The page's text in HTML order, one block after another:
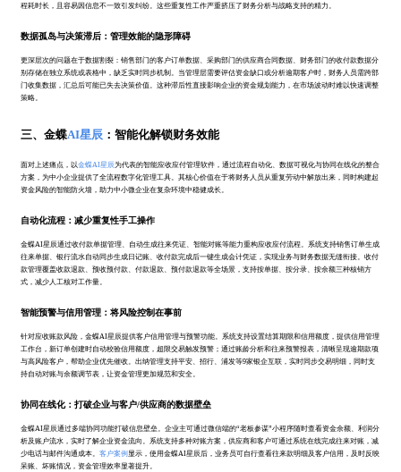
程耗时长，且容易因信息不一致引发纠纷。这些重复性工作严重挤压了财务分析与战略支持的精力。
数据孤岛与决策滞后：管理效能的隐形障碍
更深层次的问题在于数据割裂：销售部门的客户订单数据、采购部门的供应商合同数据、财务部门的收付款数据分
别存储在独立系统或表格中，缺乏实时同步机制。当管理层需要评估资金缺口或分析逾期客户时，财务人员需跨部
门收集数据，汇总后可能已失去决策价值。这种滞后性直接影响企业的资金规划能力，在市场波动时难以快速调整
策略。
三、金蝶AI星辰 ：智能化解锁财务效能
面对上述痛点，以金蝶AI星辰为代表的智能应收应付管理软件，通过流程自动化、数据可视化与协同在线化的整合
方案，为中小企业提供了全流程数字化管理工具。其核心价值在于将财务人员从重复劳动中解放出来，同时构建起
资金风险的智能防火墙，助力中小微企业在复杂环境中稳健成长。
自动化流程：减少重复性手工操作
金蝶AI星辰通过收付款单据管理、自动生成往来凭证、智能对账等能力重构应收应付流程。系统支持销售订单生成
往来单据、银行流水自动同步生成日记账、收付款完成后一键生成会计凭证，实现业务与财务数据无缝衔接。收付
款管理覆盖收款退款、预收预付款、付款退款、预付款退款等全场景，支持按单据、按分录、按余额三种核销方
式，减少人工核对工作量。
智能预警与信用管理：将风险控制在事前
针对应收账款风险，金蝶AI星辰提供客户信用管理与预警功能。系统支持设置结算期限和信用额度，提供信用管理
工作台，新订单创建时自动校验信用额度，超限交易触发预警；通过账龄分析和往来预警报表，清晰呈现逾期款项
与高风险客户，帮助企业优先催收。出纳管理支持平安、招行、浦发等9家银企互联，实时同步交易明细，同时支
持自动对账与余额调节表，让资金管理更加规范和安全。
协同在线化：打破企业与客户/供应商的数据壁垒
金蝶AI星辰通过多端协同功能打破信息壁垒。企业主可通过微信端的“老板参谋”小程序随时查看资金余额、利润分
析及账户流水，实时了解企业资金流向。系统支持多种对账方案，供应商和客户可通过系统在线完成往来对账，减
少电话与邮件沟通成本。客户案例 显示，使用金蝶AI星辰后，业务员可自行查看往来款明细及客户信用，及时反映
呆账、坏账情况，资金管理效率显著提升。